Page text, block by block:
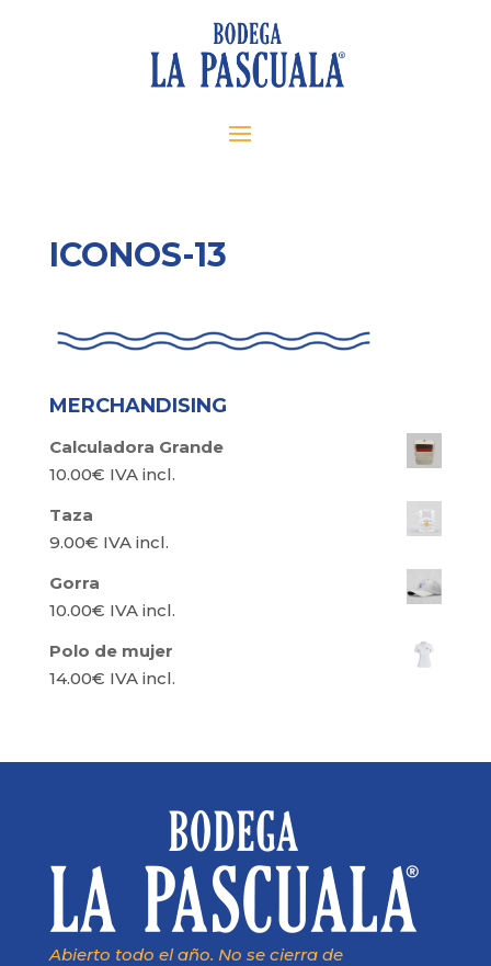
ICONOS-13
MERCHANDISING
Calculadora Grande
10.00€ IVA incl.
Taza
9.00€ IVA incl.
Gorra
10.00€ IVA incl.
Polo de mujer
14.00€ IVA incl.
Abierto todo el año. No se cierra de